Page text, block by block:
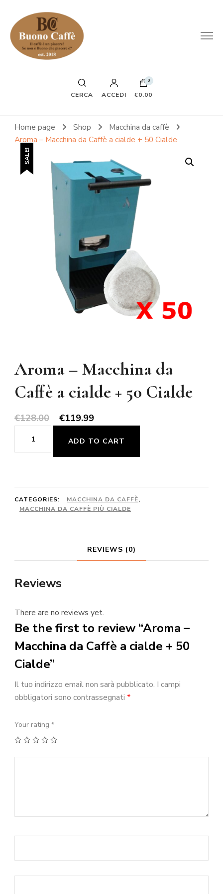
CERCA ACCEDI
0
€0.00
Home page Shop
Macchina da caffè
Aroma – Macchina da Caffè a cialde + 50 Cialde
SALE!
Aroma – Macchina da
Caffè a cialde + 50 Cialde
€128.00 €119.99
Aroma
-
Caffè
50
Cialde
ADD TO CART
CATEGORIES: MACCHINA DA CAFFÈ,
MACCHINA DA CAFFÈ PIÙ CIALDE
REVIEWS (0)
Reviews
There are no reviews yet.
Be the first to review “Aroma –
Macchina da Caffè a cialde + 50
Cialde”
Il tuo indirizzo email non sarà pubblicato. I campi
obbligatori sono contrassegnati *
Your rating *
1 2 3 4